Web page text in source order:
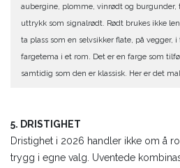
aubergine, plomme, vinrødt og burgunder,
uttrykk som signalrødt. Rødt brukes ikke
ta plass som en selvsikker flate, på vegger,
fargetema i et rom. Det er en farge som
samtidig som den er klassisk. Her er det
5. DRISTIGHET
Dristighet i 2026 handler ikke om å
trygg i egne valg. Uventede